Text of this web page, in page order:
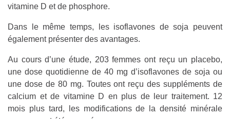
vitamine D et de phosphore.
Dans le même temps, les isoflavones de soja peuvent
également présenter des avantages.
Au cours d’une étude, 203 femmes ont reçu un placebo,
une dose quotidienne de 40 mg d’isoflavones de soja ou
une dose de 80 mg. Toutes ont reçu des suppléments de
calcium et de vitamine D en plus de leur traitement. 12
mois plus tard, les modifications de la densité minérale